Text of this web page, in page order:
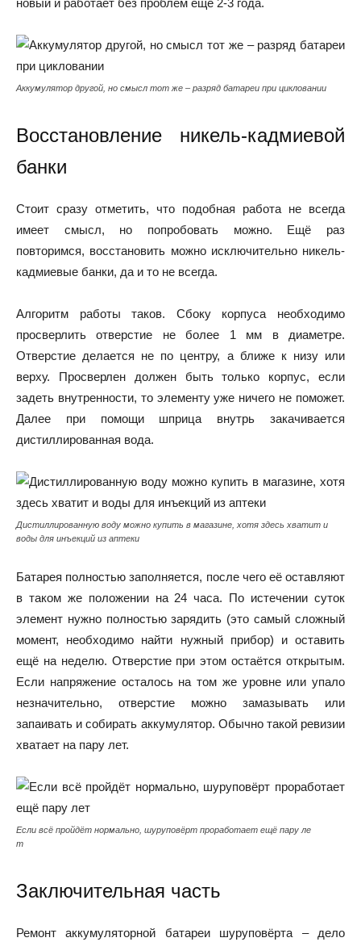
новый и работает без проблем ещё 2-3 года.
Аккумулятор другой, но смысл тот же – разряд батареи при цикловании
Восстановление никель-кадмиевой
банки
Стоит сразу отметить, что подобная работа не всегда
имеет смысл, но попробовать можно. Ещё раз
повторимся, восстановить можно исключительно никель-
кадмиевые банки, да и то не всегда.
Алгоритм работы таков. Сбоку корпуса необходимо
просверлить отверстие не более 1 мм в диаметре.
Отверстие делается не по центру, а ближе к низу или
верху. Просверлен должен быть только корпус, если
задеть внутренности, то элементу уже ничего не поможет.
Далее при помощи шприца внутрь закачивается
дистиллированная вода.
Дистиллированную воду можно купить в магазине, хотя здесь хватит и
воды для инъекций из аптеки
Батарея полностью заполняется, после чего её оставляют
в таком же положении на 24 часа. По истечении суток
элемент нужно полностью зарядить (это самый сложный
момент, необходимо найти нужный прибор) и оставить
ещё на неделю. Отверстие при этом остаётся открытым.
Если напряжение осталось на том же уровне или упало
незначительно, отверстие можно замазывать или
запаивать и собирать аккумулятор. Обычно такой ревизии
хватает на пару лет.
Если всё пройдёт нормально, шуруповёрт проработает ещё пару ле
т
Заключительная часть
Ремонт аккумуляторной батареи шуруповёрта – дело